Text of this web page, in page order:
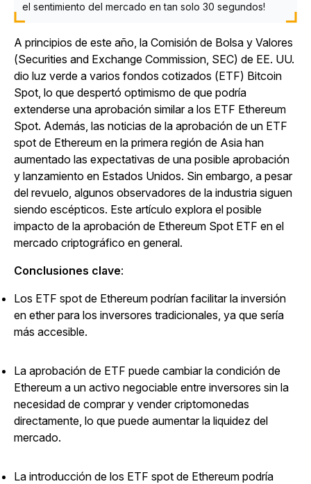
el sentimiento del mercado en tan solo 30 segundos!
A principios de este año, la Comisión de Bolsa y Valores
(Securities and Exchange Commission, SEC) de EE. UU.
dio luz verde a varios fondos cotizados (ETF) Bitcoin
Spot, lo que despertó optimismo de que podría
extenderse una aprobación similar a los ETF Ethereum
Spot. Además, las noticias de la aprobación de un ETF
spot de Ethereum en la primera región de Asia han
aumentado las expectativas de una posible aprobación
y lanzamiento en Estados Unidos. Sin embargo, a pesar
del revuelo, algunos observadores de la industria siguen
siendo escépticos. Este artículo explora el posible
impacto de la aprobación de Ethereum Spot ETF en el
mercado criptográfico en general.
Conclusiones clave:
Los ETF spot de Ethereum podrían facilitar la inversión
en ether para los inversores tradicionales, ya que sería
más accesible.
La aprobación de ETF puede cambiar la condición de
Ethereum a un activo negociable entre inversores sin la
necesidad de comprar y vender criptomonedas
directamente, lo que puede aumentar la liquidez del
mercado.
La introducción de los ETF spot de Ethereum podría